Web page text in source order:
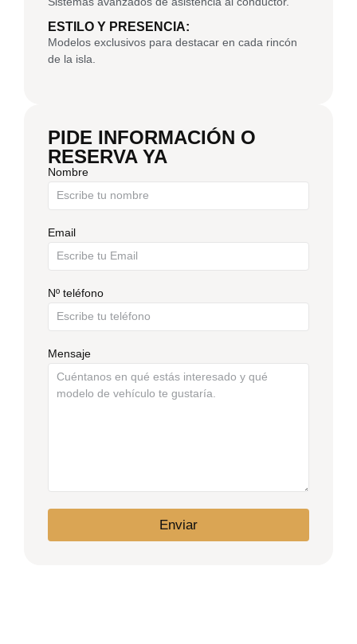
ESTILO Y PRESENCIA:
Modelos exclusivos para destacar en cada rincón
de la isla.
PIDE INFORMACIÓN O
RESERVA YA
Nombre
Email
Nº teléfono
Mensaje
Enviar